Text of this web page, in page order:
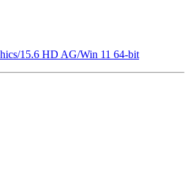
15.6 HD AG/Win 11 64-bit